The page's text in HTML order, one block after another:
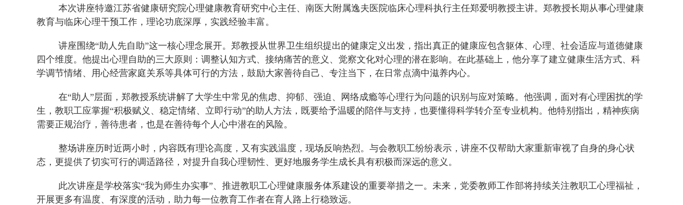
本次讲座特邀江苏省健康研究院心理健康教育研究中心主任、南医大附属逸夫医院临床心理科执行主任郑爱明教授主讲。郑教授长期从事心理健康
教育与临床心理干预工作，理论功底深厚，实践经验丰富。
讲座围绕“助人先自助”这一核心理念展开。郑教授从世界卫生组织提出的健康定义出发，指出真正的健康应包含躯体、心理、社会适应与道德健康
四个维度。他提出心理自助的三大原则：调整认知方式、接纳痛苦的意义、觉察文化对心理的潜在影响。在此基础上，他分享了建立健康生活方式、科
学调节情绪、用心经营家庭关系等具体可行的方法，鼓励大家善待自己、专注当下，在日常点滴中滋养内心。
在“助人”层面，郑教授系统讲解了大学生中常见的焦虑、抑郁、强迫、网络成瘾等心理行为问题的识别与应对策略。他强调，面对有心理困扰的学
生，教职工应掌握“积极赋义、稳定情绪、立即行动”的助人方法，既要给予温暖的陪伴与支持，也要懂得科学转介至专业机构。他特别指出，精神疾病
需要正规治疗，善待患者，也是在善待每个人心中潜在的风险。
整场讲座历时近两小时，内容既有理论高度，又有实践温度，现场反响热烈。与会教职工纷纷表示，讲座不仅帮助大家重新审视了自身的身心状
态，更提供了切实可行的调适路径，对提升自我心理韧性、更好地服务学生成长具有积极而深远的意义。
此次讲座是学校落实“我为师生办实事”、推进教职工心理健康服务体系建设的重要举措之一。未来，党委教师工作部将持续关注教职工心理福祉，
开展更多有温度、有深度的活动，助力每一位教育工作者在育人路上行稳致远。